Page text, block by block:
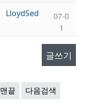
LloydSed
07-0
1
글쓰기
맨끝 다음검색